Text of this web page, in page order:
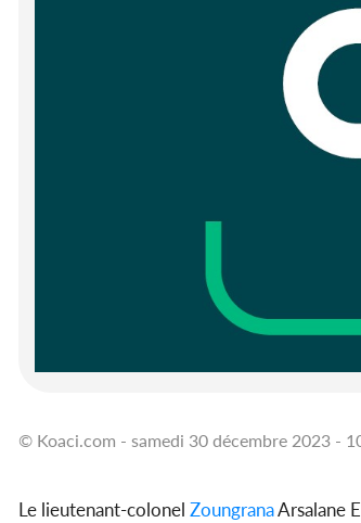
© Koaci.com - samedi 30 décembre 2023 -
Le lieutenant-colonel ZoungranaArsalane